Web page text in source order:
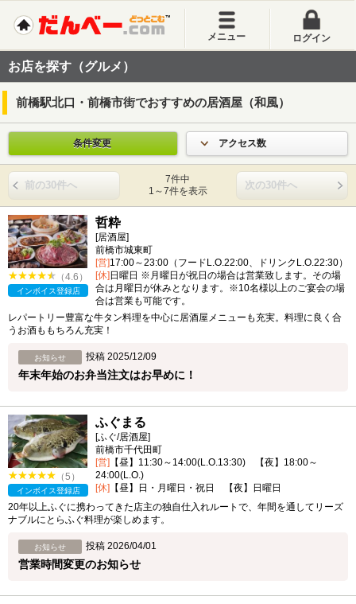
メニュー ログイン
お店を探す（グルメ）
前橋駅北口・前橋市街でおすすめの居酒屋（和風）
条件変更 アクセス数
前の30件へ
7件中
1～7件を表示
次の30件へ
（4.6）
インボイス登録店
哲粋
[居酒屋]
前橋市城東町
[営]17:00～23:00（フードL.O.22:00、ドリンクL.O.22:30）
[休]日曜日 ※月曜日が祝日の場合は営業致します。その場
合は月曜日が休みとなります。※10名様以上のご宴会の場
合は営業も可能です。
レパートリー豊富な牛タン料理を中心に居酒屋メニューも充実。料理に良く合
うお酒ももちろん充実！
お知らせ 投稿 2025/12/09
年末年始のお弁当注文はお早めに！
（5）
インボイス登録店
ふぐまる
[ふぐ/居酒屋]
前橋市千代田町
[営] 【昼】11:30～14:00(L.O.13:30) 【夜】18:00～
24:00(L.O.)
[休] 【昼】日・月曜日・祝日 【夜】日曜日
20年以上ふぐに携わってきた店主の独自仕入れルートで、年間を通してリーズ
ナブルにとらふぐ料理が楽しめます。
お知らせ 投稿 2026/04/01
営業時間変更のお知らせ